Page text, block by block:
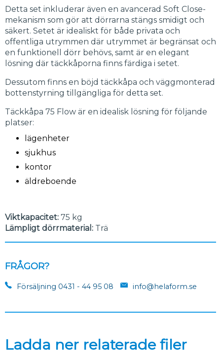
Detta set inkluderar även en avancerad Soft Close-
mekanism som gör att dörrarna stängs smidigt och
säkert. Setet är idealiskt för både privata och
offentliga utrymmen där utrymmet är begränsat och
en funktionell dörr behövs, samt är en elegant
lösning där täckkåporna finns färdiga i setet.
Dessutom finns en böjd täckkåpa och väggmonterad
bottenstyrning tillgängliga för detta set.
Täckkåpa 75 Flow är en idealisk lösning för följande
platser:
lägenheter
sjukhus
kontor
äldreboende
Viktkapacitet: 75 kg
Lämpligt dörrmaterial: Trä
FRÅGOR?
Försäljning 0431 - 44 95 08 info@helaform.se
Ladda ner relaterade filer